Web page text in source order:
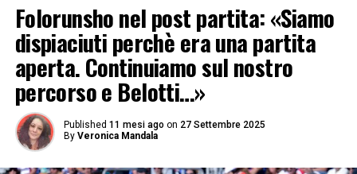
Folorunsho nel post partita: «Siamo
dispiaciuti perchè era una partita
aperta. Continuiamo sul nostro
percorso e Belotti…»
Published 11 mesi ago on 27 Settembre 2025
By Veronica Mandala